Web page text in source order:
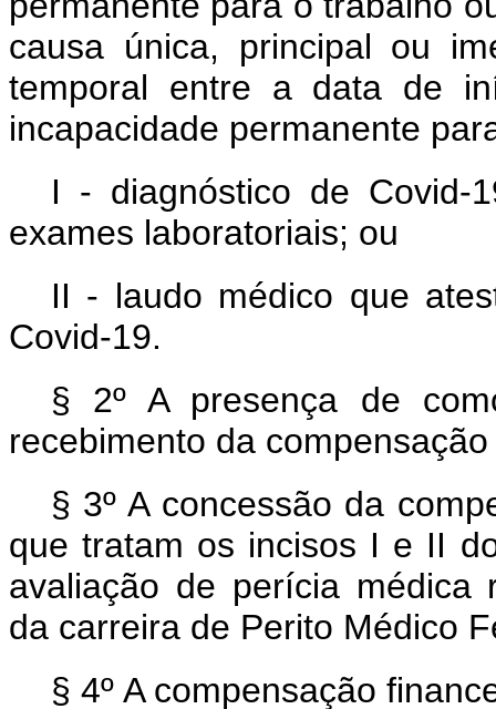
causa única, principal ou
temporal entre a data de
incapacidade permanente
I - diagnóstico de Covid-
exames laboratoriais; ou
II - laudo médico que
Covid-19.
§ 2º A presença de
recebimento da
§ 3º A concessão da
que tratam os incisos I e II
avaliação de perícia médica
da carreira de Perito Médico
§ 4º A compensação